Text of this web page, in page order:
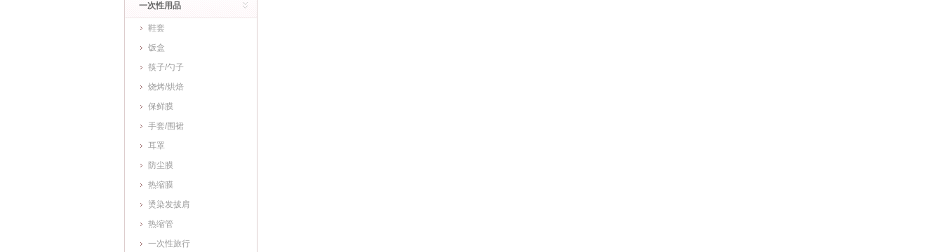
一次性用品
鞋套
饭盒
筷子/勺子
烧烤/烘焙
保鲜膜
手套/围裙
耳罩
防尘膜
热缩膜
烫染发披肩
热缩管
一次性旅行